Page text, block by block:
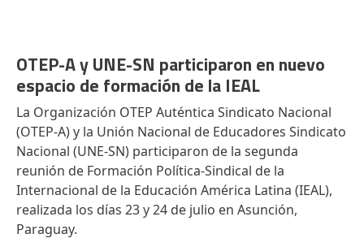
OTEP-A y UNE-SN participaron en nuevo
espacio de formación de la IEAL
La Organización OTEP Auténtica Sindicato Nacional
(OTEP-A) y la Unión Nacional de Educadores Sindicato
Nacional (UNE-SN) participaron de la segunda
reunión de Formación Política-Sindical de la
Internacional de la Educación América Latina (IEAL),
realizada los días 23 y 24 de julio en Asunción,
Paraguay.